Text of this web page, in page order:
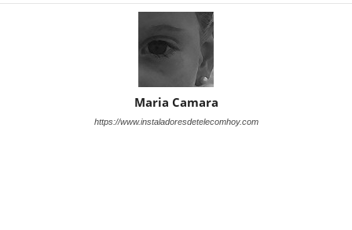
Maria Camara
https://www.instaladoresdetelecomhoy.com